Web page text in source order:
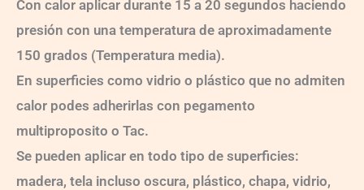
Con calor aplicar durante 15 a 20 segundos haciendo
presión con una temperatura de aproximadamente
150 grados (Temperatura media).
En superficies como vidrio o plástico que no admiten
calor podes adherirlas con pegamento
multiproposito o Tac.
Se pueden aplicar en todo tipo de superficies:
madera, tela incluso oscura, plástico, chapa, vidrio,